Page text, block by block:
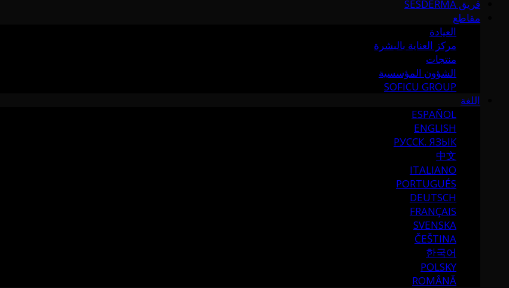
فريق SESDERMA
مقاطع
العيادة
مركز العناية بالبشرة
منتجات
الشؤون المؤسسية
SOFICU GROUP
اللغة
ESPAÑOL
ENGLISH
РУССК. ЯЗЫК
中文
ITALIANO
PORTUGUÉS
DEUTSCH
FRANÇAIS
SVENSKA
ČEŠTINA
한국어
POLSKY
ROMÂNĂ